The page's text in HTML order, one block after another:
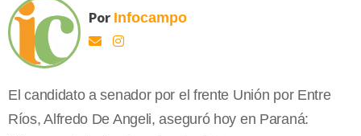
Por Infocampo
El candidato a senador por el frente Unión por Entre
Ríos, Alfredo De Angeli, aseguró hoy en Paraná: